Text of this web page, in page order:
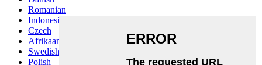
Romanian
Indonesian
Czech
Afrikaans
Swedish
Polish